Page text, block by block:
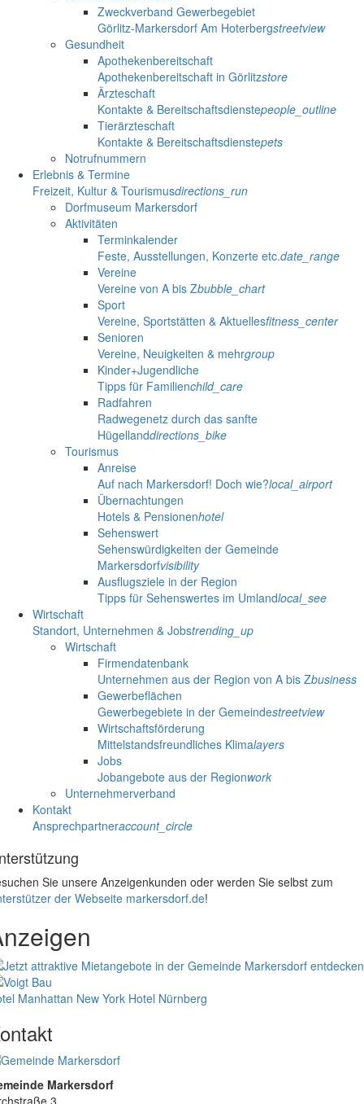
Zweckverband Gewerbegebiet
Görlitz-Markersdorf Am Hoterbergstreetview
Gesundheit
Apothekenbereitschaft
Apothekenbereitschaft in Görlitzstore
Ärzteschaft
Kontakte & Bereitschaftsdienstepeople_outline
Tierärzteschaft
Kontakte & Bereitschaftsdienstepets
Notrufnummern
Erlebnis & Termine
Freizeit, Kultur & Tourismusdirections_run
Dorfmuseum Markersdorf
Aktivitäten
Terminkalender
Feste, Ausstellungen, Konzerte etc.date_range
Vereine
Vereine von A bis Zbubble_chart
Sport
Vereine, Sportstätten & Aktuellesfitness_center
Senioren
Vereine, Neuigkeiten & mehrgroup
Kinder+Jugendliche
Tipps für Familienchild_care
Radfahren
Radwegenetz durch das sanfte
Hügellanddirections_bike
Tourismus
Anreise
Auf nach Markersdorf! Doch wie?local_airport
Übernachtungen
Hotels & Pensionenhotel
Sehenswert
Sehenswürdigkeiten der Gemeinde
Markersdorfvisibility
Ausflugsziele in der Region
Tipps für Sehenswertes im Umlandlocal_see
Wirtschaft
Standort, Unternehmen & Jobstrending_up
Wirtschaft
Firmendatenbank
Unternehmen aus der Region von A bis Zbusiness
Gewerbeflächen
Gewerbegebiete in der Gemeindestreetview
Wirtschaftsförderung
Mittelstandsfreundliches Klimalayers
Jobs
Jobangebote aus der Regionwork
Unternehmerverband
Kontakt
Ansprechpartneraccount_circle
Sie unsere Anzeigenkunden oder werden Sie selbst zum
der Webseite markersdorf.de!
Manhattan New York Hotel Nürnberg
Markersdorf